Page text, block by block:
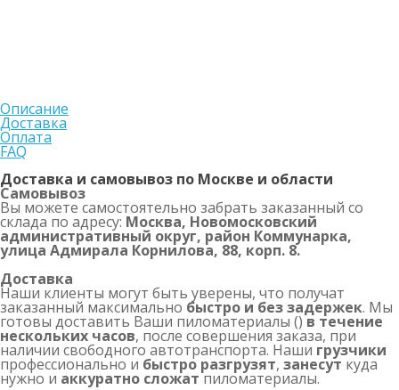
Описание
Доставка
Оплата
FAQ
Доставка и самовывоз по Москве и области
Самовывоз
Вы можете самостоятельно забрать заказанный со
склада по адресу: Москва, Новомосковский
административный округ, район Коммунарка,
улица Адмирала Корнилова, 88, корп. 8.
Доставка
Наши клиенты могут быть уверены, что получат
заказанный максимально быстро и без задержек. Мы
готовы доставить Ваши пиломатериалы ()в течение
нескольких часов, после совершения заказа, при
наличии свободного автотранспорта. Наши грузчики
профессионально и быстро разгрузят, занесут куда
нужно и аккуратно сложатпиломатериалы.